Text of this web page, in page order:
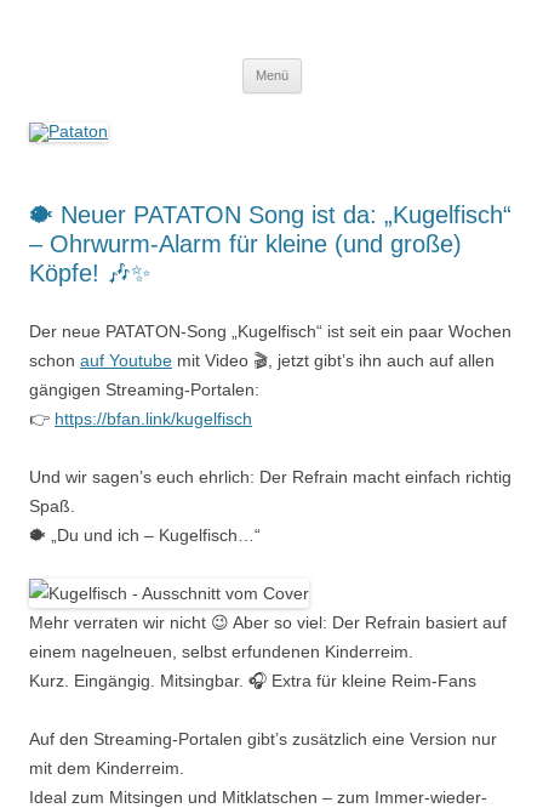
Menü
🐡 Neuer PATATON Song ist da: „Kugelfisch“
– Ohrwurm-Alarm für kleine (und große)
Köpfe! 🎶✨
Der neue PATATON-Song „Kugelfisch“ ist seit ein paar Wochen
schon auf Youtube mit Video 🎬, jetzt gibt’s ihn auch auf allen
gängigen Streaming-Portalen:
👉 https://bfan.link/kugelfisch
Und wir sagen’s euch ehrlich: Der Refrain macht einfach richtig
Spaß.
🐡 „Du und ich – Kugelfisch…“
Mehr verraten wir nicht 😉 Aber so viel: Der Refrain basiert auf
einem nagelneuen, selbst erfundenen Kinderreim.
Kurz. Eingängig. Mitsingbar. 🎧 Extra für kleine Reim-Fans
Auf den Streaming-Portalen gibt’s zusätzlich eine Version nur
mit dem Kinderreim.
Ideal zum Mitsingen und Mitklatschen – zum Immer-wieder-